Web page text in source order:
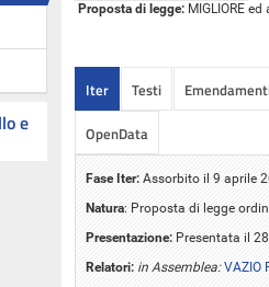
e
Proposta di legge: MIGLIORE
Iter Testi
OpenData
Fase Iter: Assorbito il 9 aprile
Natura: Proposta di legge
Presentazione: Presentata il
Relatori: in Assemblea:VAZIO